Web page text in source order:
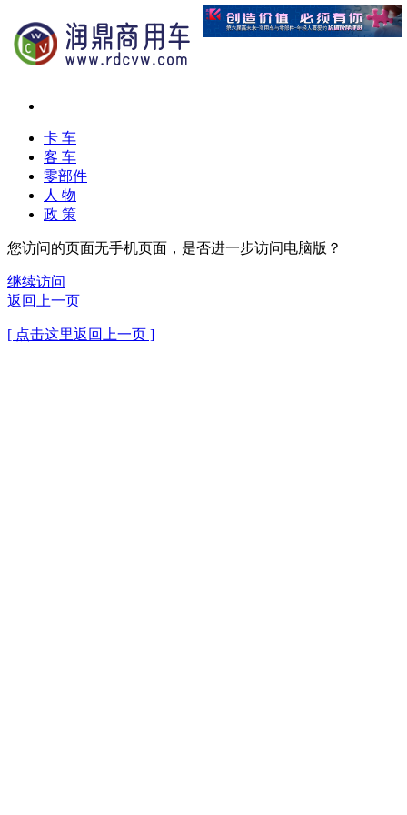
卡 车
客 车
零部件
人 物
政 策
您访问的页面无手机页面，是否进一步访问电脑版？
继续访问
返回上一页
[ 点击这里返回上一页 ]